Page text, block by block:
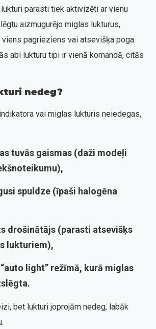
parasti tiek aktivizēti ar vienu
aizmugurējo miglas lukturus,
pagrieziens vai atsevišķa poga.
abi lukturu tipi ir vienā komandā, citās
nedeg?
vai miglas lukturis neiedegas,
tuvās gaismas (daži modeļi
spuldze (īpaši halogēna
drošinātājs (parasti atsevišķs
lukturiem),
light” režīmā, kurā miglas
bet lukturi joprojām nedeg, labāk